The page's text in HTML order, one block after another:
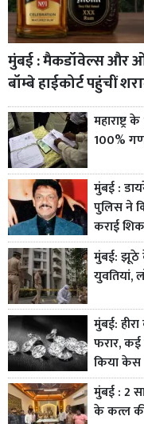
मुंबई : मैकडॉवेल्स और
बॉम्बे हाईकोर्ट पहुंचीं
100%
मुंबई :
पुलिस ने
कराई
मुंबई: झूठे
युवतियां,
मुंबई:
फरार, कई
किया केस
मुंबई : 2
के कत्ल की